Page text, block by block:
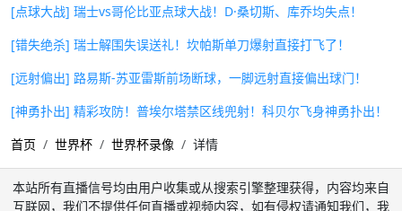
[点球大战] 瑞士vs哥伦比亚点球大战！D·桑切斯、库乔均失点！
[错失绝杀] 瑞士解围失误送礼！坎帕斯单刀爆射直接打飞了！
[远射偏出] 路易斯-苏亚雷斯前场断球，一脚远射直接偏出球门！
[神勇扑出] 精彩攻防！普埃尔塔禁区线兜射！科贝尔飞身神勇扑出！
首页
世界杯 世界杯录像 详情
本站所有直播信号均由用户收集或从搜索引擎整理获得，内容均来自
互联网，我们不提供任何直播或视频内容，如有侵权请通知我们，我